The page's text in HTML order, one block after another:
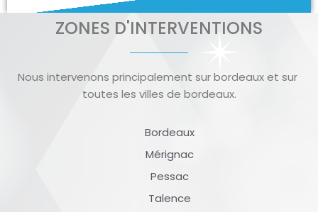
ZONES D'INTERVENTIONS
Nous intervenons principalement sur bordeaux et sur
toutes les villes de bordeaux.
Bordeaux
Mérignac
Pessac
Talence